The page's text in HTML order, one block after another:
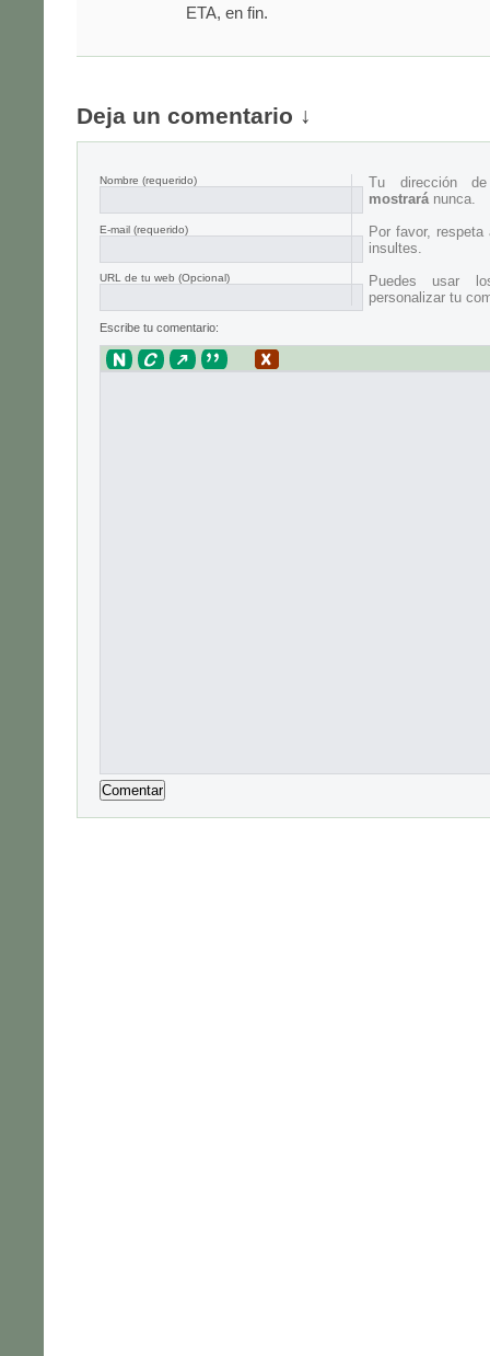
ETA, en fin.
Deja un comentario ↓
Nombre (requerido)
E-mail (requerido)
URL de tu web (Opcional)
Tu dirección
mostraránunca.
Por favor,
insultes.
Puedes usar
personalizar tu
Escribe tu comentario: